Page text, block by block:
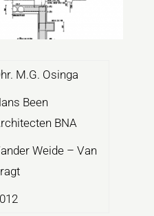
M.G. Osinga
Been
BNA
Weide – Van